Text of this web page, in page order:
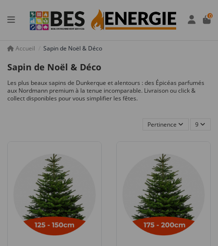
0
Accueil Sapin de Noël & Déco
Sapin de Noël & Déco
Les plus beaux sapins de Dunkerque et alentours : des Épicéas parfumés
aux Nordmann premium à la tenue incomparable. Livraison ou click &
collect disponibles pour vous simplifier les fêtes.
Pertinence 9